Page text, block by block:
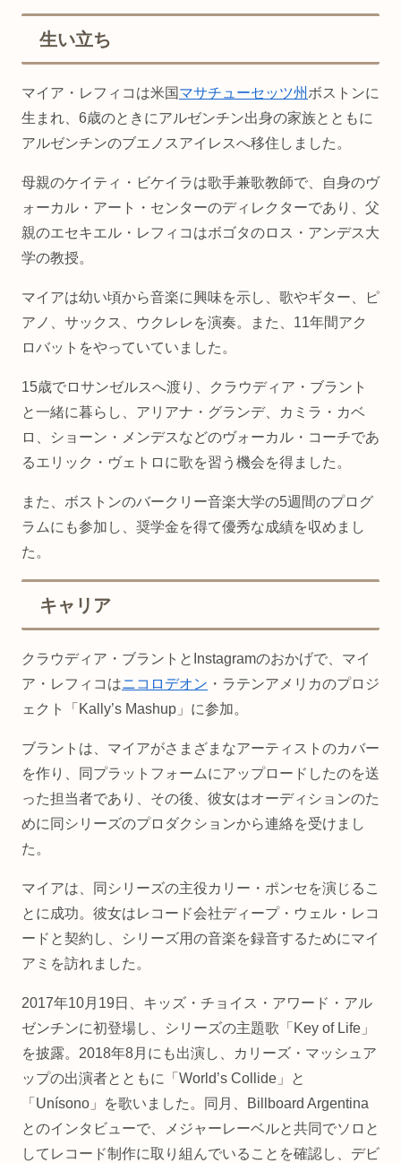
生い立ち
マイア・レフィコは米国 マサチューセッツ州 ボストンに
生まれ、6歳のときにアルゼンチン出身の家族とともに
アルゼンチンのブエノスアイレスへ移住しました。
母親のケイティ・ビケイラは歌手兼歌教師で、自身のヴ
ォーカル・アート・センターのディレクターであり、父
親のエセキエル・レフィコはボゴタのロス・アンデス大
学の教授。
マイアは幼い頃から音楽に興味を示し、歌やギター、ピ
アノ、サックス、ウクレレを演奏。また、11年間アク
ロバットをやっていていました。
15歳でロサンゼルスへ渡り、クラウディア・ブラント
と一緒に暮らし、アリアナ・グランデ、カミラ・カベ
ロ、ショーン・メンデスなどのヴォーカル・コーチであ
るエリック・ヴェトロに歌を習う機会を得ました。
また、ボストンのバークリー音楽大学の5週間のプログ
ラムにも参加し、奨学金を得て優秀な成績を収めまし
た。
キャリア
クラウディア・ブラントとInstagramのおかげで、マイ
ア・レフィコはニコロデオン ・ラテンアメリカのプロジ
ェクト「Kally’s Mashup」に参加。
ブラントは、マイアがさまざまなアーティストのカバー
を作り、同プラットフォームにアップロードしたのを送
った担当者であり、その後、彼女はオーディションのた
めに同シリーズのプロダクションから連絡を受けまし
た。
マイアは、同シリーズの主役カリー・ポンセを演じるこ
とに成功。彼女はレコード会社ディープ・ウェル・レコ
ードと契約し、シリーズ用の音楽を録音するためにマイ
アミを訪れました。
2017年10月19日、キッズ・チョイス・アワード・アル
ゼンチンに初登場し、シリーズの主題歌「Key of Life」
を披露。2018年8月にも出演し、カリーズ・マッシュア
ップの出演者とともに「World’s Collide」と
「Unísono」を歌いました。同月、Billboard Argentina
とのインタビューで、メジャーレーベルと共同でソロと
してレコード制作に取り組んでいることを確認し、デビ